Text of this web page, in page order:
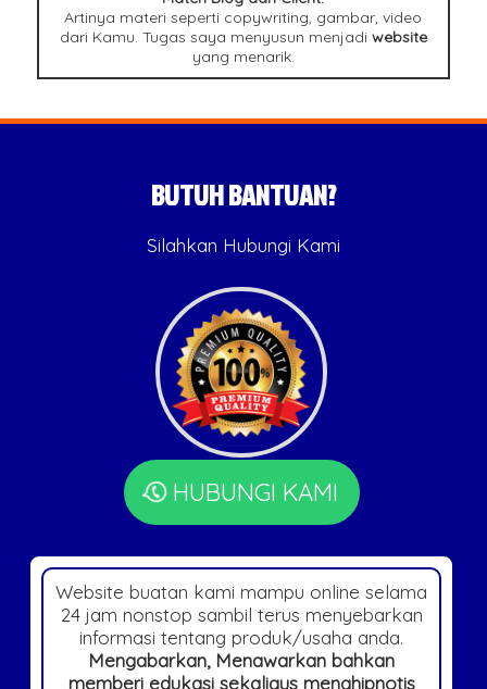
Artinya materi seperti copywriting, gambar, video
dari Kamu. Tugas saya menyusun menjadi website
yang menarik.
BUTUH BANTUAN?
Silahkan Hubungi Kami
HUBUNGI KAMI
Website buatan kami mampu online selama
24 jam nonstop sambil terus menyebarkan
informasi tentang produk/usaha anda.
Mengabarkan, Menawarkan bahkan
memberi edukasi sekaligus menghipnotis